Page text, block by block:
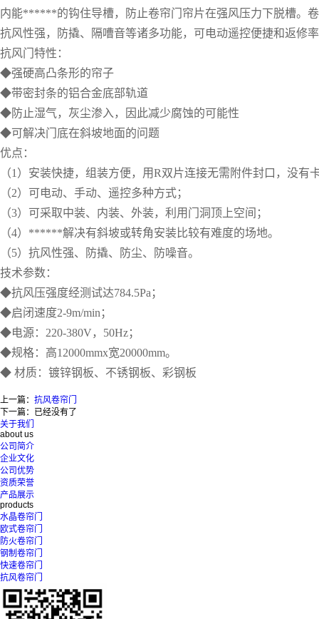
内能******的钩住导槽，防止卷帘门帘片在强风压力下脱槽。
抗风性强，防撬、隔嘈音等诸多功能，可电动遥控便捷和返修
抗风门特性：
◆强硬高凸条形的帘子
◆带密封条的铝合金底部轨道
◆防止湿气，灰尘渗入，因此减少腐蚀的可能性
◆可解决门底在斜坡地面的问题
优点：
（1）安装快捷，组装方便，用R双片连接无需附件封口，没有
（2）可电动、手动、遥控多种方式；
（3）可采取中装、内装、外装，利用门洞顶上空间；
（4）******解决有斜坡或转角安装比较有难度的场地。
（5）抗风性强、防撬、防尘、防噪音。
技术参数：
◆抗风压强度经测试达784.5Pa；
◆启闭速度2-9m/min；
◆电源：220-380V，50Hz；
◆规格：高12000mmx宽20000mm。
◆ 材质：镀锌钢板、不锈钢板、彩钢板
上一篇： 抗风卷帘门
下一篇：已经没有了
关于我们
about us
公司简介
企业文化
公司优势
资质荣誉
产品展示
products
水晶卷帘门
欧式卷帘门
防火卷帘门
钢制卷帘门
快速卷帘门
抗风卷帘门